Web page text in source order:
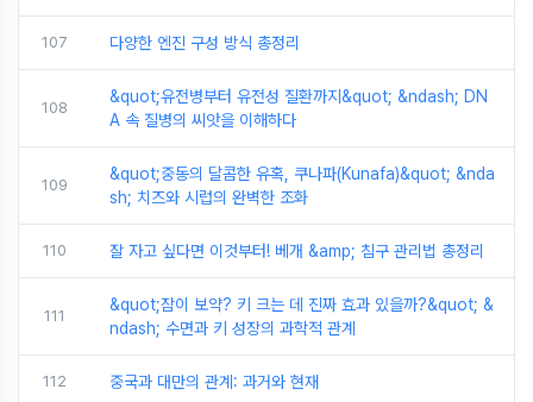
107 다양한 엔진 구성 방식 총정리
108
&quot;유전병부터 유전성 질환까지&quot; &ndash; DN
A 속 질병의 씨앗을 이해하다
109
&quot;중동의 달콤한 유혹, 쿠나파(Kunafa)&quot; &nda
sh; 치즈와 시럽의 완벽한 조화
110 잘 자고 싶다면 이것부터! 베개 &amp; 침구 관리법 총정리
111
&quot;잠이 보약? 키 크는 데 진짜 효과 있을까?&quot; &
ndash; 수면과 키 성장의 과학적 관계
112 중국과 대만의 관계: 과거와 현재